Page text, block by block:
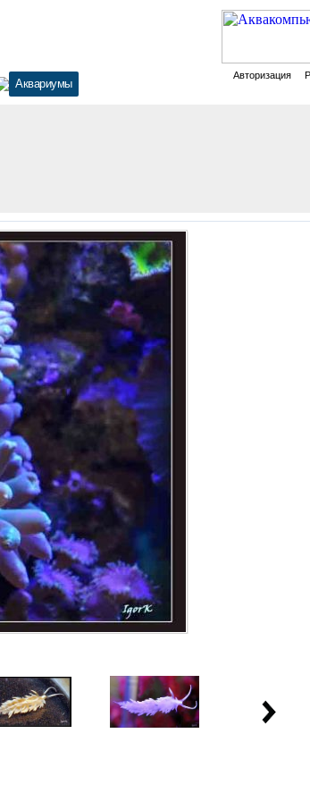
Аквариумы
Авторизация